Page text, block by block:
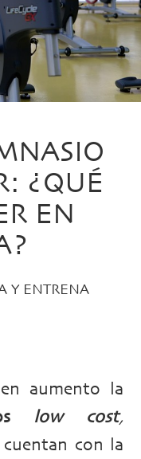
¿QUÉ
EN
Y ENTRENA
aumento la
low cost,
con la